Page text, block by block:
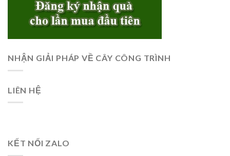
NHẬN GIẢI PHÁP VỀ CÂY CÔNG TRÌNH
LIÊN HỆ
KẾT NỐI ZALO